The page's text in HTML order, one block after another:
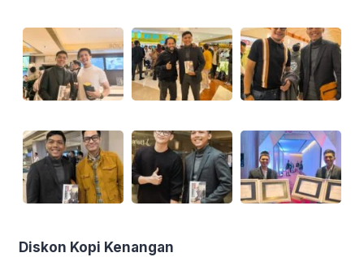
Diskon Kopi Kenangan